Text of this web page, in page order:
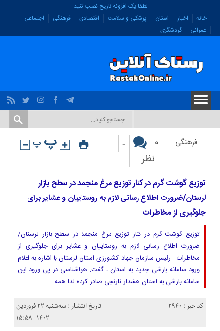
لطفا یک افزونه تاریخ نصب کنید.
خانه
اخبار استان پزشکی و سلامت اقتصادی فرهنگی
اجتماعی
عمرانی
گردشگری
فرهنگی
۰
نظر
-
توزیع گوشت گرم در کنار توزیع مرغ منجمد در سطح بازار
لرستان/ضرورت اطلاع رسانی لازم به روستاییان و عشایر برای
جلوگیری از مخاطرات
توزیع گوشت گرم در کنار توزیع مرغ منجمد در سطح بازار لرستان/
ضرورت اطلاع رسانی لازم به روستاییان و عشایر برای جلوگیری از
مخاطرات رئیس سازمان جهاد کشاورزی استان لرستان با اشاره به اعلام
ورود سامانه بارشی جدید به استان ، گفت: هواشناسی در پی ورود این
سامانه بارشی به استان هشدار نارنجی صادر کرده لذا همه
کد خبر : 2940
تاریخ انتشار : سه‌شنبه ۲۲ فروردین
۱۴۰۲ - ۱۵:۵۸